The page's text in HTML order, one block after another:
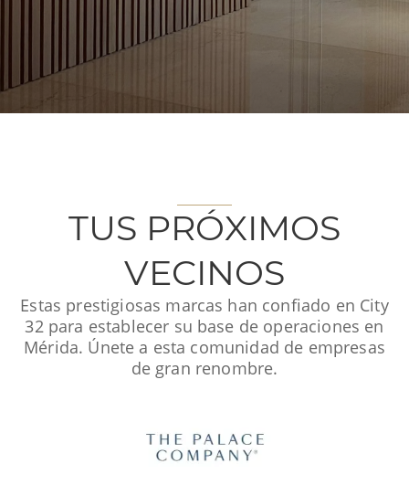
TUS PRÓXIMOS
VECINOS
Estas prestigiosas marcas han confiado en City
32 para establecer su base de operaciones en
Mérida. Únete a esta comunidad de empresas
de gran renombre.